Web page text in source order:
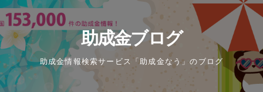
Skip
to
content
助成金ブログ
助成金情報検索サービス「助成金なう」のブログ